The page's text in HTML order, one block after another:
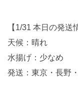
【1/31 本日の発
天候：晴れ
水揚げ：少なめ
発送：東京・長